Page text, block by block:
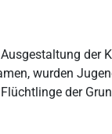
der
wurden
der